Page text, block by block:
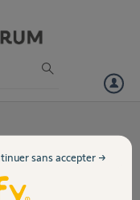
de garage
sans accepter →